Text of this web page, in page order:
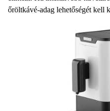
őröltkávé-adag lehetőségét kell